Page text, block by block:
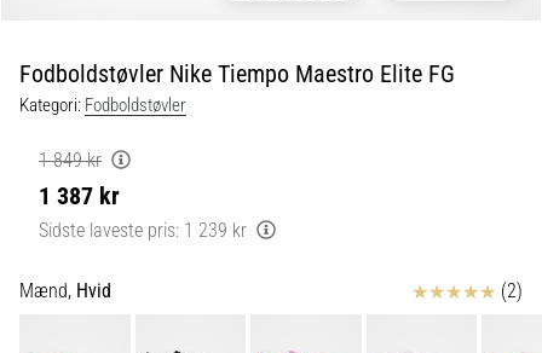
11teamsports
1. 7. 2025
1 min. Læsning
for
More
Fodboldstøvler Nike Tiempo Maestro Elite FG
Kategori: Fodboldstøvler
1 849 kr
1 387 kr
Sidste laveste pris: 1 239 kr
Mænd, Hvid Anmeldelser (2)